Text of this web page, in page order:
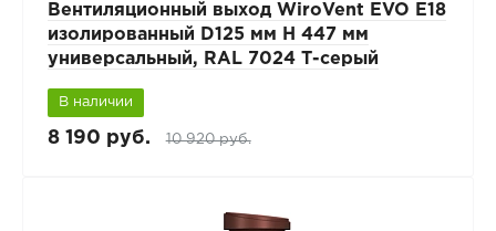
Вентиляционный выход WiroVent EVO E18
изолированный D125 мм Н 447 мм
универсальный, RAL 7024 Т-серый
В наличии
8 190 руб. 10 920 руб.